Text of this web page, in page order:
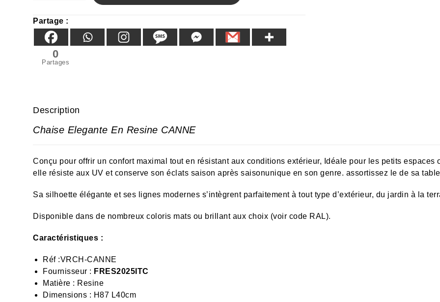
Partage :
0
Partages
Description
Chaise Elegante En Resine CANNE
Conçu pour offrir un confort maximal tout en résistant aux conditions extérieur, Idéale pour les petits
elle résiste aux UV et conserve son éclats saison après saisonunique en son genre. assortissez le de sa
Sa silhoette élégante et ses lignes modernes s’intègrent parfaitement à tout type d’extérieur, du jardin à la
Disponible dans de nombreux coloris mats ou brillant aux choix (voir code RAL).
Caractéristiques :
Réf :VRCH-CANNE
Fournisseur : FRES2025ITC
Matière : Resine
Dimensions : H87 L40cm